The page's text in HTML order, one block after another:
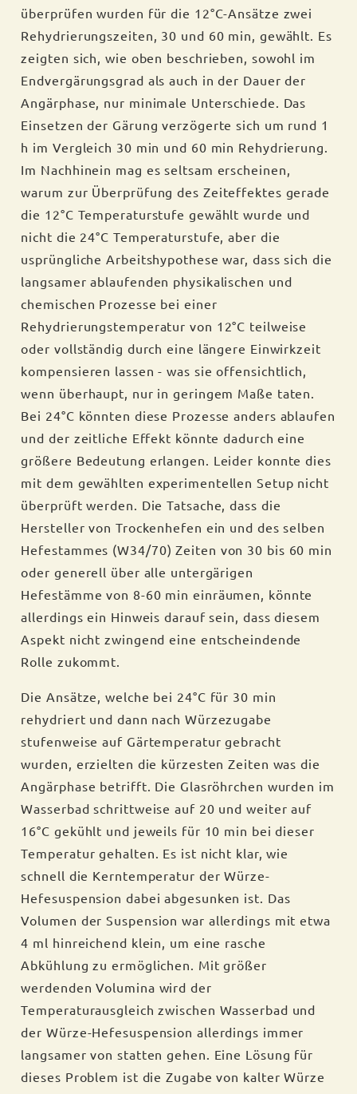
überprüfen wurden für die 12°C-Ansätze zwei
Rehydrierungszeiten, 30 und 60 min, gewählt. Es
zeigten sich, wie oben beschrieben, sowohl im
Endvergärungsgrad als auch in der Dauer der
Angärphase, nur minimale Unterschiede. Das
Einsetzen der Gärung verzögerte sich um rund 1
h im Vergleich 30 min und 60 min Rehydrierung.
Im Nachhinein mag es seltsam erscheinen,
warum zur Überprüfung des Zeiteffektes gerade
die 12°C Temperaturstufe gewählt wurde und
nicht die 24°C Temperaturstufe, aber die
usprüngliche Arbeitshypothese war, dass sich die
langsamer ablaufenden physikalischen und
chemischen Prozesse bei einer
Rehydrierungstemperatur von 12°C teilweise
oder vollständig durch eine längere Einwirkzeit
kompensieren lassen - was sie offensichtlich,
wenn überhaupt, nur in geringem Maße taten.
Bei 24°C könnten diese Prozesse anders ablaufen
und der zeitliche Effekt könnte dadurch eine
größere Bedeutung erlangen. Leider konnte dies
mit dem gewählten experimentellen Setup nicht
überprüft werden. Die Tatsache, dass die
Hersteller von Trockenhefen ein und des selben
Hefestammes (W34/70) Zeiten von 30 bis 60 min
oder generell über alle untergärigen
Hefestämme von 8-60 min einräumen, könnte
allerdings ein Hinweis darauf sein, dass diesem
Aspekt nicht zwingend eine entscheindende
Rolle zukommt.
Die Ansätze, welche bei 24°C für 30 min
rehydriert und dann nach Würzezugabe
stufenweise auf Gärtemperatur gebracht
wurden, erzielten die kürzesten Zeiten was die
Angärphase betrifft. Die Glasröhrchen wurden im
Wasserbad schrittweise auf 20 und weiter auf
16°C gekühlt und jeweils für 10 min bei dieser
Temperatur gehalten. Es ist nicht klar, wie
schnell die Kerntemperatur der Würze-
Hefesuspension dabei abgesunken ist. Das
Volumen der Suspension war allerdings mit etwa
4 ml hinreichend klein, um eine rasche
Abkühlung zu ermöglichen. Mit größer
werdenden Volumina wird der
Temperaturausgleich zwischen Wasserbad und
der Würze-Hefesuspension allerdings immer
langsamer von statten gehen. Eine Lösung für
dieses Problem ist die Zugabe von kalter Würze